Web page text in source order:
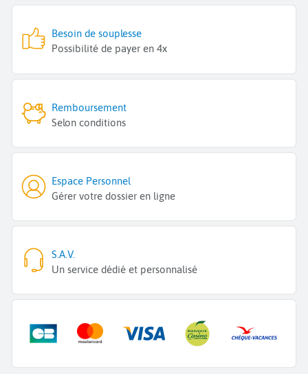
Besoin de souplesse
Possibilité de payer en 4x
Remboursement
Selon conditions
Espace Personnel
Gérer votre dossier en ligne
S.A.V.
Un service dédié et personnalisé